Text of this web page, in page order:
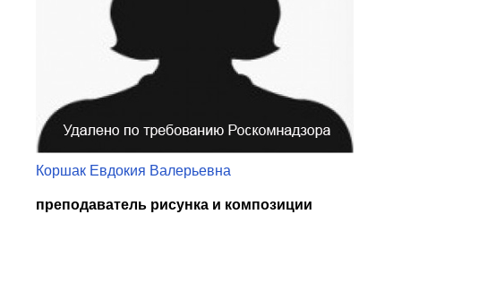
Коршак Евдокия Валерьевна
преподаватель рисунка и композиции